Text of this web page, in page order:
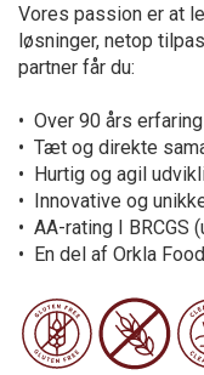
Vores passion er at
løsninger, netop
partner får du:
• Over 90 års
• Tæt og direkte
• Hurtig og agil
• Innovative og
• AA-rating I BRCGS
• En del af Orkla